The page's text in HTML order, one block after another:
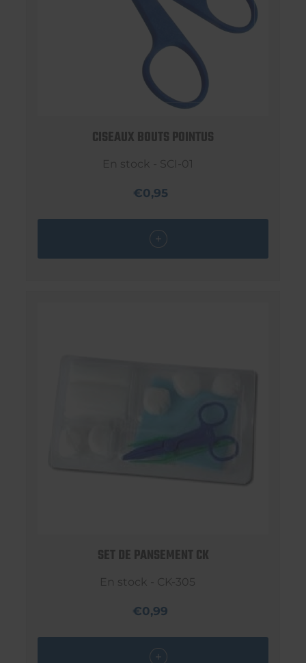
CISEAUX BOUTS POINTUS
En stock - SCI-01
€0,95
SET DE PANSEMENT CK
En stock - CK-305
€0,99